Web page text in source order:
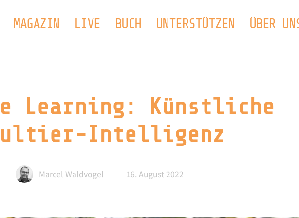
MAGAZIN LIVE BUCH UNTERSTÜTZEN ÜBER
Learning: Künstliche
Intelligenz
Marcel Waldvogel 16. August 2022